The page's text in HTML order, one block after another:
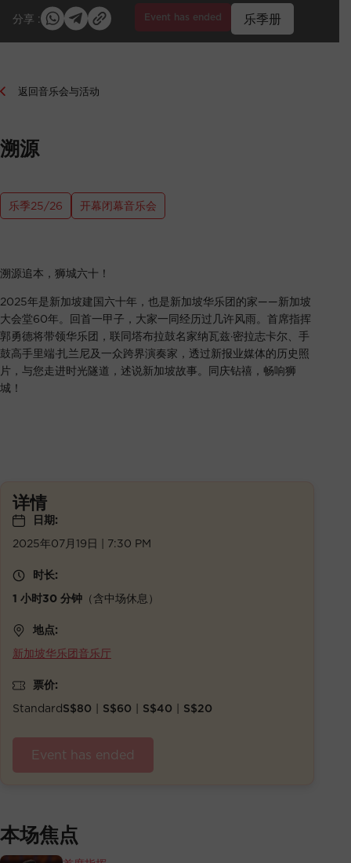
分享 : Event has ended 乐季册
返回音乐会与活动
溯源
乐季25/26 开幕闭幕音乐会
溯源追本，狮城六十！
2025年是新加坡建国六十年，也是新加坡华乐团的家——新加坡
大会堂60年。回首一甲子，大家一同经历过几许风雨。首席指挥
郭勇德将带领华乐团，联同塔布拉鼓名家纳瓦兹·密拉志卡尔、手
鼓高手里端·扎兰尼及一众跨界演奏家，透过新报业媒体的历史照
片，与您走进时光隧道，述说新加坡故事。同庆钻禧，畅响狮
城！
详情
日期:
2025年07月19日 | 7:30 PM
时长:
1 小时30 分钟 （含中场休息）
地点:
新加坡华乐团音乐厅
票价:
StandardS$80 | S$60 | S$40 | S$20
Event has ended
本场焦点